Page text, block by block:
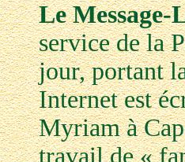
Le Message-
service de la
jour, portant
Internet est
Myriam à
travail de «